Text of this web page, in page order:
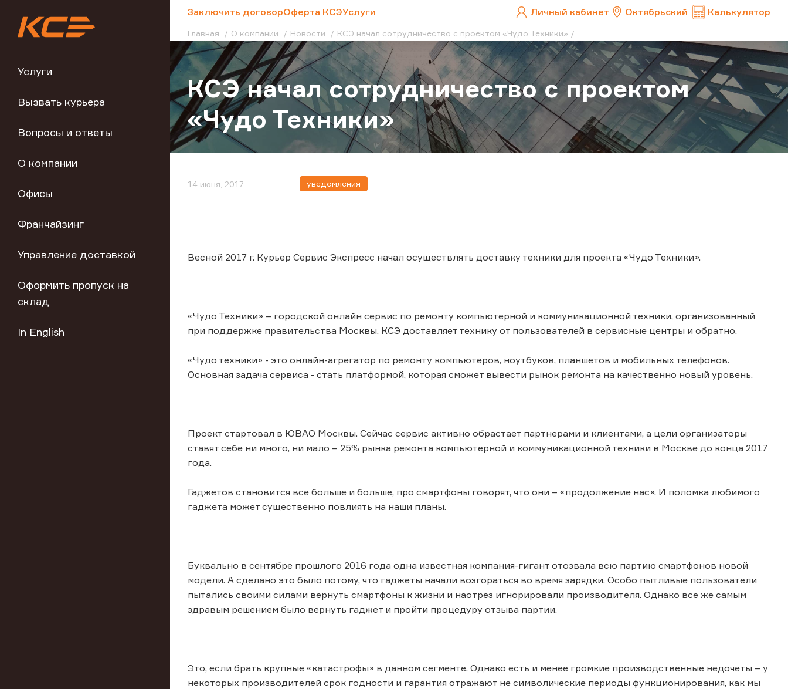
Услуги
Вызвать курьера
Вопросы и ответы
О компании
Офисы
Франчайзинг
Управление доставкой
Оформить пропуск на
склад
In English
Заключить договорОферта КСЭУслуги Личный кабинет Октябрьский Калькулятор
Главная О компании Новости КСЭ начал сотрудничество с проектом «Чудо Техники»
КСЭ начал сотрудничество с проектом
«Чудо Техники»
14 июня, 2017 уведомления
Весной 2017 г. Курьер Сервис Экспресс начал осуществлять доставку техники для проекта «Чудо Техники».
«Чудо Техники» – городской онлайн сервис по ремонту компьютерной и коммуникационной техники, организованный
при поддержке правительства Москвы. КСЭ доставляет технику от пользователей в сервисные центры и обратно.
«Чудо техники» - это онлайн-агрегатор по ремонту компьютеров, ноутбуков, планшетов и мобильных телефонов.
Основная задача сервиса - стать платформой, которая сможет вывести рынок ремонта на качественно новый уровень.
Проект стартовал в ЮВАО Москвы. Сейчас сервис активно обрастает партнерами и клиентами, а цели организаторы
ставят себе ни много, ни мало – 25% рынка ремонта компьютерной и коммуникационной техники в Москве до конца 2017
года.
Гаджетов становится все больше и больше, про смартфоны говорят, что они – «продолжение нас». И поломка любимого
гаджета может существенно повлиять на наши планы.
Буквально в сентябре прошлого 2016 года одна известная компания-гигант отозвала всю партию смартфонов новой
модели. А сделано это было потому, что гаджеты начали возгораться во время зарядки. Особо пытливые пользователи
пытались своими силами вернуть смартфоны к жизни и наотрез игнорировали производителя. Однако все же самым
здравым решением было вернуть гаджет и пройти процедуру отзыва партии.
Это, если брать крупные «катастрофы» в данном сегменте. Однако есть и менее громкие производственные недочеты – у
некоторых производителей срок годности и гарантия отражают не символические периоды функционирования, как мы